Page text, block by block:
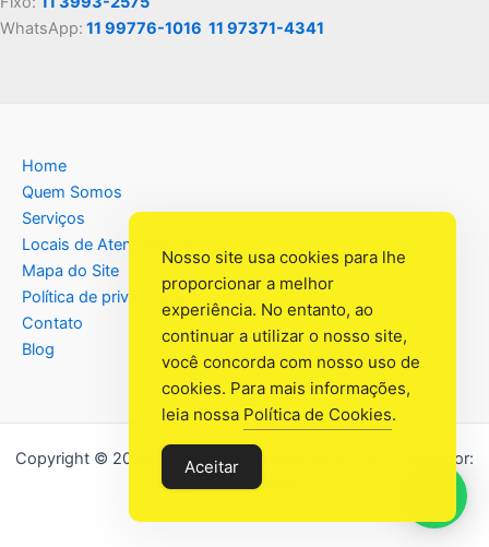
WhatsApp: 11 99776-1016 11 97371-4341
Home
Quem Somos
Serviços
Locais de Atendimento
Mapa do Site
Política de privacidade
Contato
Blog
Copyright © 2026 Assistência Têcnica Eletro Lar | Criado por:
Industrial Web
Nosso site usa cookies para lhe
proporcionar a melhor
experiência. No entanto, ao
continuar a utilizar o nosso site,
você concorda com nosso uso de
cookies. Para mais informações,
leia nossa Política de Cookies.
Aceitar